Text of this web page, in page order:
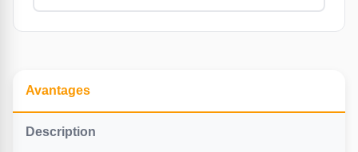
Avantages
Description